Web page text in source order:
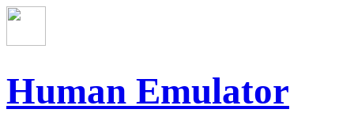
Human Emulator